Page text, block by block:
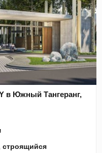
в Южный Тангеранг,
строящийся